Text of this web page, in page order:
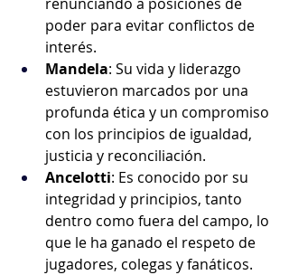
poder para evitar conflictos de
interés.
Mandela: Su vida y liderazgo
estuvieron marcados por una
profunda ética y un compromiso
con los principios de igualdad,
justicia y reconciliación.
Ancelotti: Es conocido por su
integridad y principios, tanto
dentro como fuera del campo, lo
que le ha ganado el respeto de
jugadores, colegas y fanáticos.